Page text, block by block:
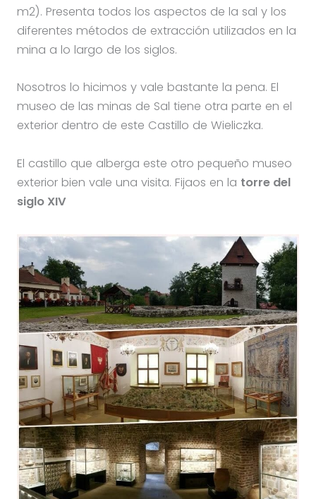
m2). Presenta todos los aspectos de la sal y los
diferentes métodos de extracción utilizados en la
mina a lo largo de los siglos.
Nosotros lo hicimos y vale bastante la pena. El
museo de las minas de Sal tiene otra parte en el
exterior dentro de este Castillo de Wieliczka.
El castillo que alberga este otro pequeño museo
exterior bien vale una visita. Fijaos en la torre del
siglo XIV